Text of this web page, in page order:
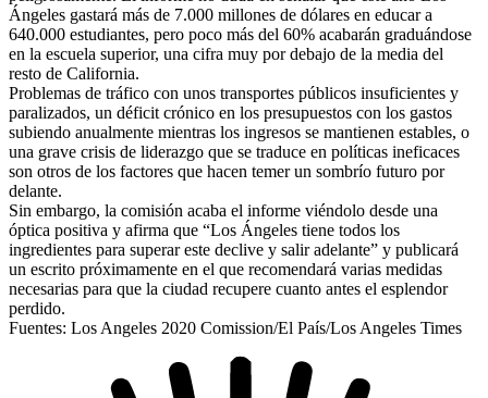
Ángeles gastará más de 7.000 millones de dólares en educar a
640.000 estudiantes, pero poco más del 60% acabarán graduándose
en la escuela superior, una cifra muy por debajo de la media del
resto de California.
Problemas de tráfico con unos transportes públicos insuficientes y
paralizados, un déficit crónico en los presupuestos con los gastos
subiendo anualmente mientras los ingresos se mantienen estables, o
una grave crisis de liderazgo que se traduce en políticas ineficaces
son otros de los factores que hacen temer un sombrío futuro por
delante.
Sin embargo, la comisión acaba el informe viéndolo desde una
óptica positiva y afirma que “Los Ángeles tiene todos los
ingredientes para superar este declive y salir adelante” y publicará
un escrito próximamente en el que recomendará varias medidas
necesarias para que la ciudad recupere cuanto antes el esplendor
perdido.
Fuentes: Los Angeles 2020 Comission/El País/Los Angeles Times